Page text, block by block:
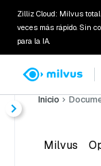
Zilliz Cloud: Milvus
veces más rápido. Sin
para la IA.
Inicio
Milvus